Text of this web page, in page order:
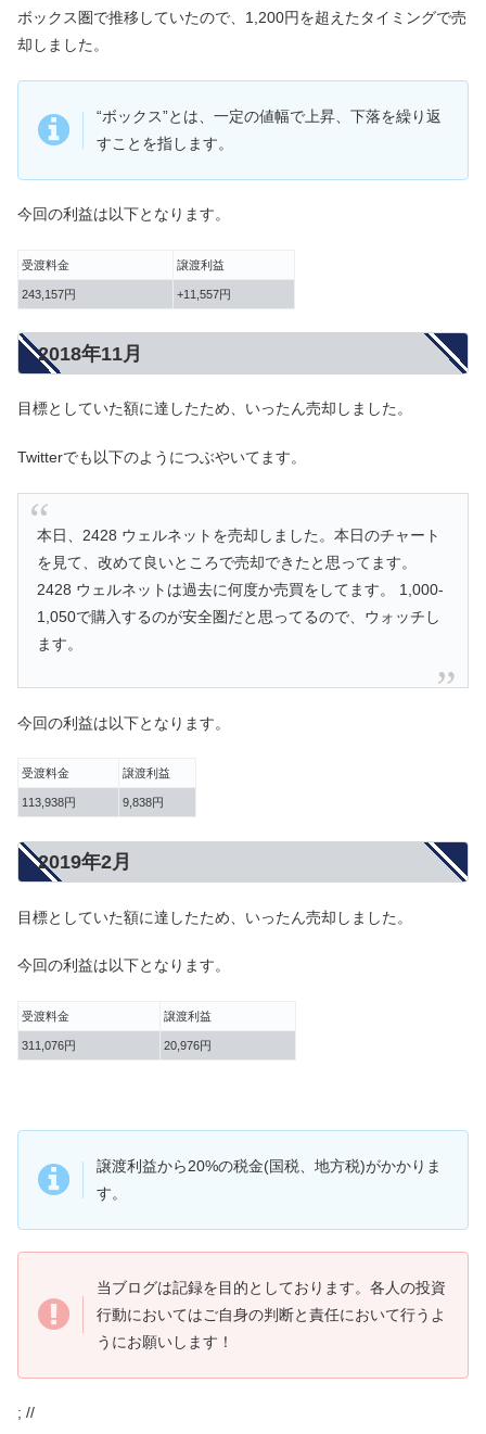
ボックス圏で推移していたので、1,200円を超えたタイミングで売
却しました。
“ボックス”とは、一定の値幅で上昇、下落を繰り返
すことを指します。
今回の利益は以下となります。
受渡料金 譲渡利益
243,157円 +11,557円
2018年11月
目標としていた額に達したため、いったん売却しました。
Twitterでも以下のようにつぶやいてます。
本日、2428 ウェルネットを売却しました。本日のチャート
を見て、改めて良いところで売却できたと思ってます。
2428 ウェルネットは過去に何度か売買をしてます。 1,000-
1,050で購入するのが安全圏だと思ってるので、ウォッチし
ます。
今回の利益は以下となります。
受渡料金 譲渡利益
113,938円 9,838円
2019年2月
目標としていた額に達したため、いったん売却しました。
今回の利益は以下となります。
受渡料金 譲渡利益
311,076円 20,976円
譲渡利益から20%の税金(国税、地方税)がかかりま
す。
当ブログは記録を目的としております。各人の投資
行動においてはご自身の判断と責任において行うよ
うにお願いします！
; //